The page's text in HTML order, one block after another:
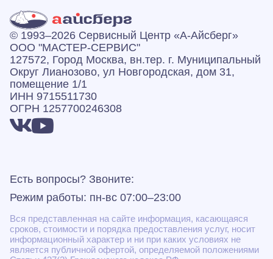
© 1993–2026 Сервисный Центр «А‑Айсберг»
ООО "МАСТЕР-СЕРВИС"
127572, Город Москва, вн.тер. г. Муниципальный
Округ Лианозово, ул Новгородская, дом 31,
помещение 1/1
ИНН 9715511730
ОГРН 1257700246308
Есть вопросы? Звоните:
Режим работы: пн-вс 07:00–23:00
Вся представленная на сайте информация, касающаяся
сроков, стоимости и порядка предоставления услуг, носит
информационный характер и ни при каких условиях не
является публичной офертой, определяемой положениями